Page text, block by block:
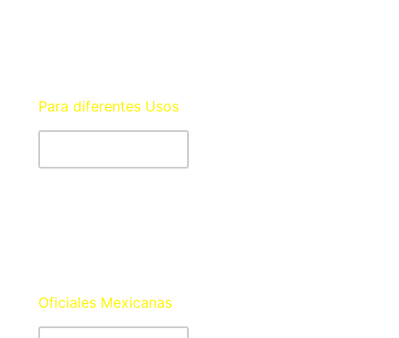
Para diferentes Usos
Oficiales Mexicanas